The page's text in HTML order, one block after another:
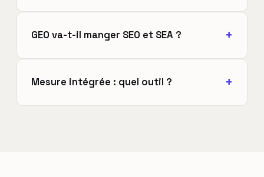
GEO va-t-il manger SEO et SEA ?
Mesure intégrée : quel outil ?